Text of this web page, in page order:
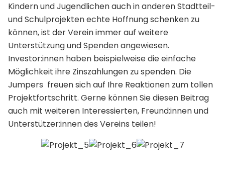
Kindern und Jugendlichen auch in anderen Stadtteil-
und Schulprojekten echte Hoffnung schenken zu
können, ist der Verein immer auf weitere
Unterstützung undSpendenangewiesen.
Investor:innen haben beispielweise die einfache
Möglichkeit ihre Zinszahlungen zu spenden. Die
Jumpers freuen sich auf Ihre Reaktionen zum tollen
Projektfortschritt. Gerne können Sie diesen Beitrag
auch mit weiteren Interessierten, Freund:innen und
Unterstützer:innen des Vereins teilen!